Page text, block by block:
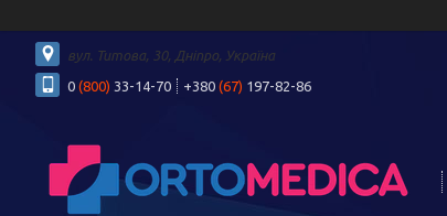
вул. Титова, 30, Дніпро, Україна
0 (800) 33-14-70 +380 (67) 197-82-86